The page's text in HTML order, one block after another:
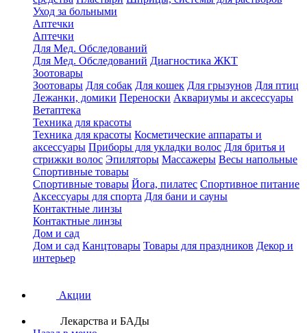
Уход за больными
Аптечки
Аптечки
Для Мед. Обследований
Для Мед. Обследований Диагностика ЖКТ
Зоотовары
Зоотовары Для собак Для кошек Для грызунов Для птиц
Лежанки, домики Переноски Аквариумы и аксессуары
Ветаптека
Техника для красоты
Техника для красоты Косметические аппараты и
аксессуары Приборы для укладки волос Для бритья и
стрижки волос Эпиляторы Массажеры Весы напольные
Спортивные товары
Спортивные товары Йога, пилатес Спортивное питание
Аксессуары для спорта Для бани и сауны
Контактные линзы
Контактные линзы
Дом и сад
Дом и сад Канцтовары Товары для праздников Декор и
интерьер
Акции
Лекарства и БАДы